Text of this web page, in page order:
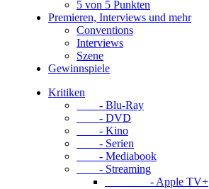
5 von 5 Punkten
Premieren, Interviews und mehr
Conventions
Interviews
Szene
Gewinnspiele
Kritiken
- Blu-Ray
- DVD
- Kino
- Serien
- Mediabook
- Streaming
- Apple TV+